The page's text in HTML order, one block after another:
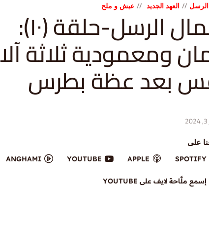
العهد الجديد عيش و ملح أعمال الرسل-حلقة (١٠):
ومعمودية ثلاثة
بعد عظة بطرس
على
SPOTIFY
APPLE
YOUTUBE
ANGHAMI
إسمع ملَّاحة لايف على YOUTUBE